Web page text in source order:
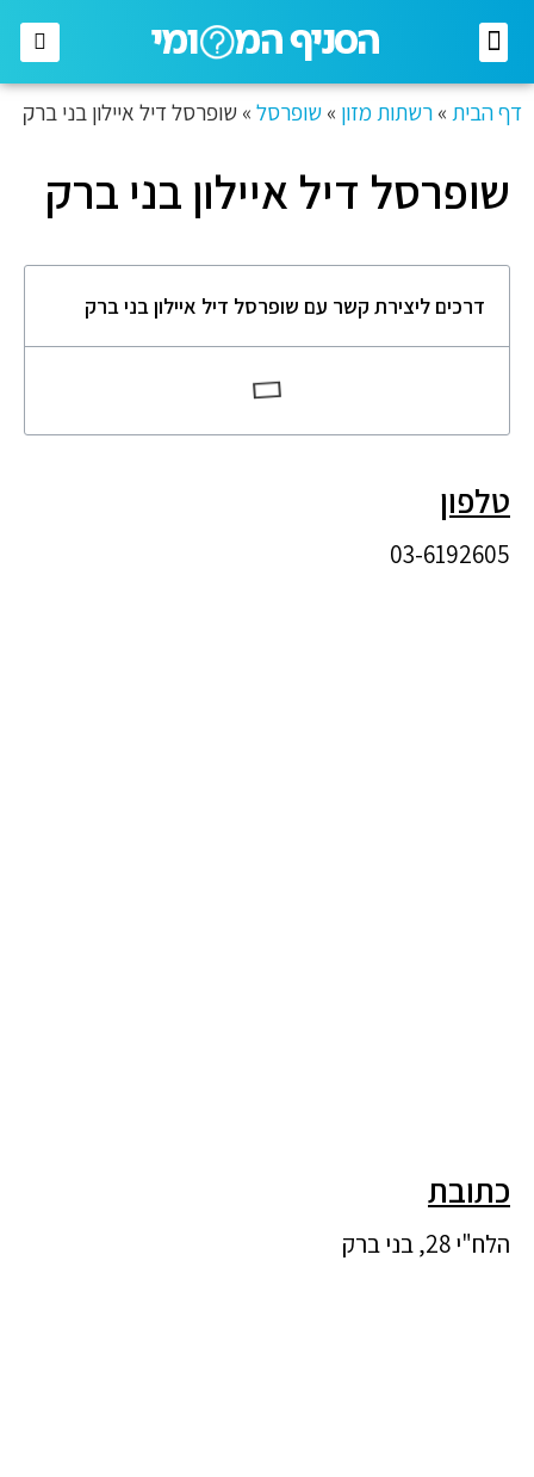
דף הבית » רשתות מזון » שופרסל » שופרסל דיל איילון בני ברק
שופרסל דיל איילון בני ברק
דרכים ליצירת קשר עם שופרסל דיל איילון בני ברק
טלפון
03-6192605
כתובת
הלח"י 28, בני ברק